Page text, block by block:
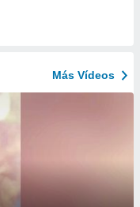
Más Vídeos